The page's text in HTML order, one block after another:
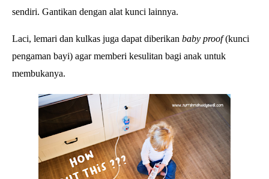
sendiri. Gantikan dengan alat kunci lainnya.
Laci, lemari dan kulkas juga dapat diberikan baby proof(kunci
pengaman bayi) agar memberi kesulitan bagi anak untuk
membukanya.